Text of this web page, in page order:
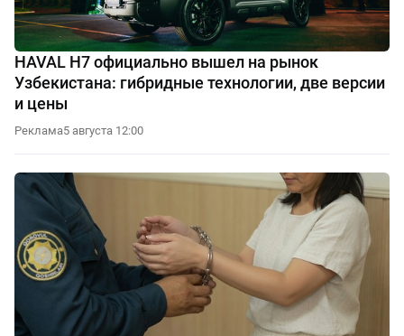
HAVAL H7 официально вышел на рынок
Узбекистана: гибридные технологии, две версии
и цены
Реклама5 августа 12:00